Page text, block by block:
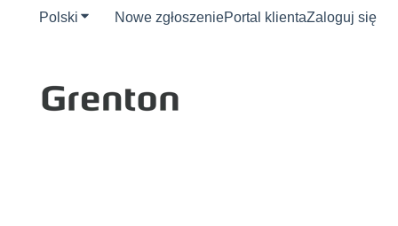
Polski Pokaż podmenu do tłumaczenia
Nowe zgłoszeniePortal klientaZaloguj się